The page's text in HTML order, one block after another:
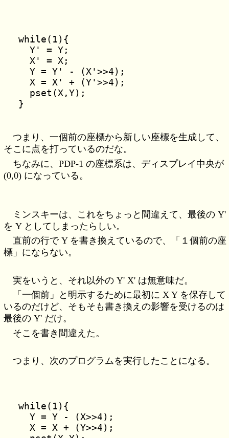
while(1){
  Y' = Y;
  X' = X;
  Y = Y' - (X'>>4);
  X = X' + (Y'>>4);
  pset(X,Y);
つまり、一個前の座標から新しい座標を生成して、
そこに点を打っているのだな。
ちなみに、PDP-1 の座標系は、ディスプレイ中央が
(0,0) になっている。
ミンスキーは、これをちょっと間違えて、最後の Y'
を Y としてしまったらしい。
直前の行で Y を書き換えているので、「１個前の座
標」にならない。
実をいうと、それ以外の Y' X' は無意味だ。
「一個前」と明示するために最初に X Y を保存して
いるのだけど、そもそも書き換えの影響を受けるのは
最後の Y' だけ。
そこを書き間違えた。
つまり、次のプログラムを実行したことになる。
while(1){
  Y = Y - (X>>4);
  X = X + (Y>>4);